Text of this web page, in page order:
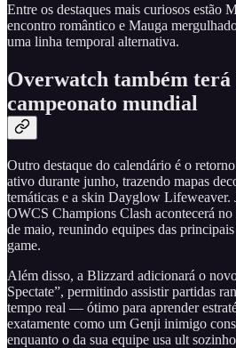
Entre os destaques mais curiosos estão
encontro romântico e Mauga
uma linha temporal alternativa.
Overwatch também terá
campeonato mundial
Outro destaque do calendário é o
ativo durante junho, trazendo mapas
temáticas e a skin Dayglow Lifeweaver.
OWCS Champions Clash acontecerá no
de maio, reunindo equipes das
game.
Além disso, a Blizzard adicionará o
Spectate”, permitindo assistir partidas
tempo real — ótimo para aprender
exatamente como um Genji inimigo
enquanto o da sua equipe usa ult